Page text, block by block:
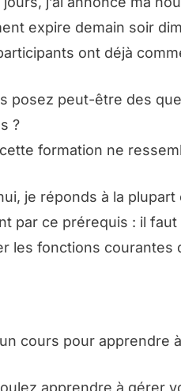
expire demain soir
ont déjà
posez peut-être des
?
formation ne
je réponds à la
par ce prérequis : il
les fonctions courantes
cours pour apprendre